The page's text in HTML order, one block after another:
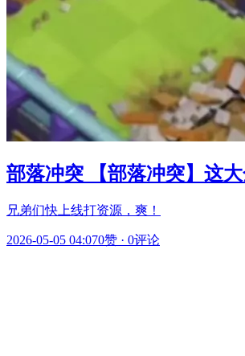
部落冲突 【部落冲突】这
兄弟们快上线打资源，爽！
2026-05-05 04:070赞 · 0评论